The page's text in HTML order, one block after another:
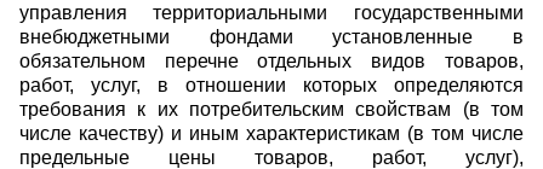
управления территориальными государственными
внебюджетными фондами установленные в
обязательном перечне отдельных видов товаров,
работ, услуг, в отношении которых определяются
требования к их потребительским свойствам (в том
числе качеству) и иным характеристикам (в том числе
предельные цены товаров, работ, услуг),